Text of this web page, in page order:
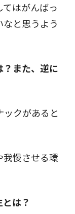
はがんばっ
と思うよう
？また、逆に
クがあると
慢させる環
とは？